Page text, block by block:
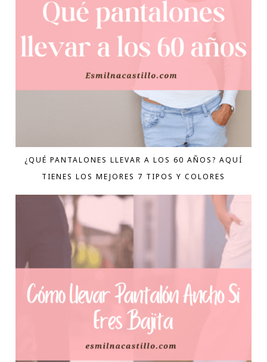
¿QUÉ PANTALONES LLEVAR A LOS 60 AÑOS? AQUÍ
TIENES LOS MEJORES 7 TIPOS Y COLORES